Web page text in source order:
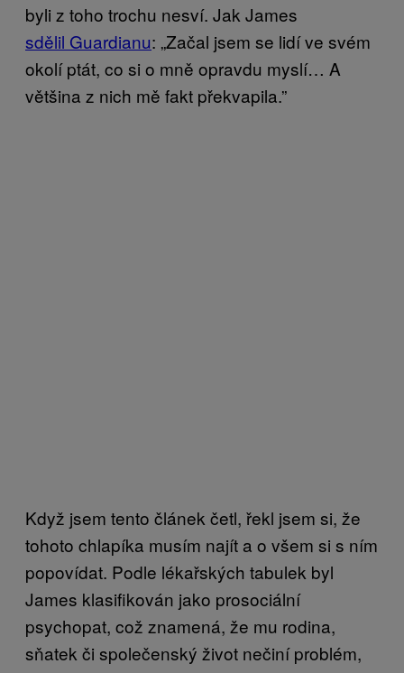
byli z toho trochu nesví. Jak James
sdělil Guardianu: „Začal jsem se lidí ve svém
okolí ptát, co si o mně opravdu myslí… A
většina z nich mě fakt překvapila.”
Když jsem tento článek četl, řekl jsem si, že
tohoto chlapíka musím najít a o všem si s ním
popovídat. Podle lékařských tabulek byl
James klasifikován jako prosociální
psychopat, což znamená, že mu rodina,
sňatek či společenský život nečiní problém,